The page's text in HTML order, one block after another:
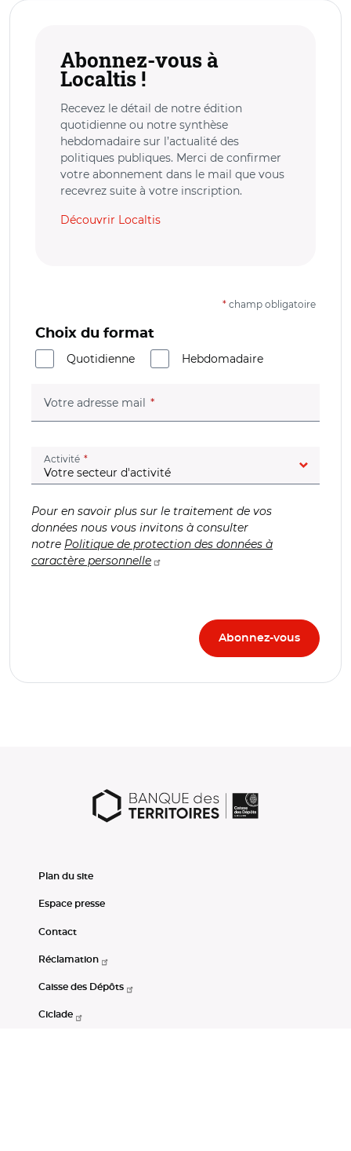
Abonnez-vous à
Localtis !
Recevez le détail de notre édition
quotidienne ou notre synthèse
hebdomadaire sur l’actualité des
politiques publiques. Merci de confirmer
votre abonnement dans le mail que vous
recevrez suite à votre inscription.
Découvrir Localtis
* champ obligatoire
Choix du format
Quotidienne
Hebdomadaire
Votre adresse mail (champ obligatoire)
Activité (champ obligatoire)
Pour en savoir plus sur le traitement de vos
données nous vous invitons à consulter
notre Politique de protection des données à
caractère personnelle
Plan du site
Espace presse
Contact
Réclamation
Caisse des Dépôts
Ciclade